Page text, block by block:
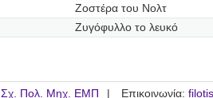
Ζοστέρα του Νολτ
Ζυγόφυλλο το λευκό
Σχ. Πολ. Μηχ. ΕΜΠ Επικοινωνία: